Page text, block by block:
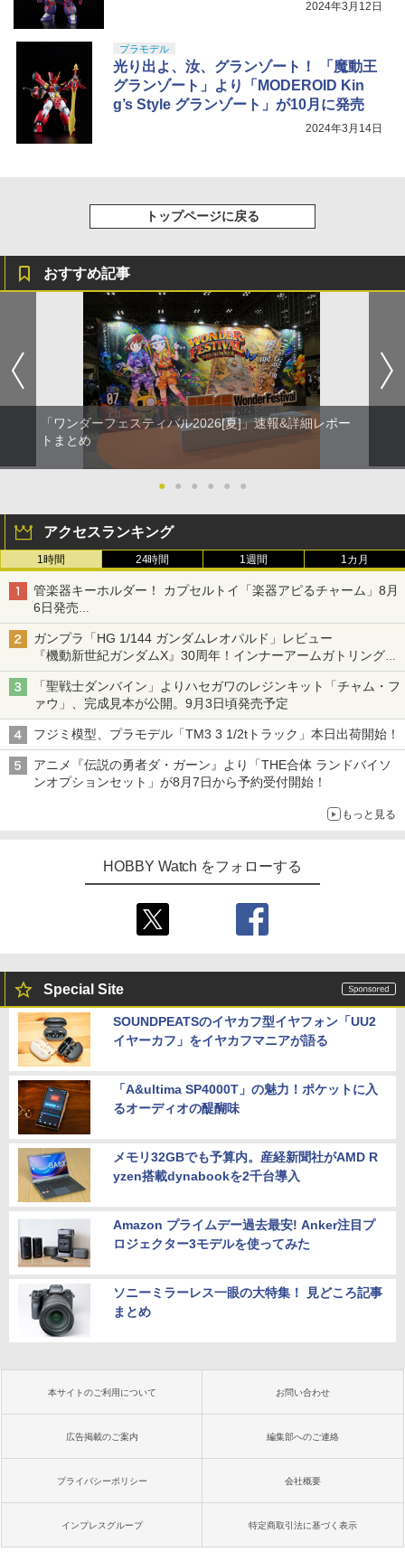
2024年3月12日
プラモデル
光り出よ、汝、グランゾート！ 「魔動王
グランゾート」より「MODEROID Kin
g’s Style グランゾート」が10月に発売
2024年3月14日
トップページに戻る
おすすめ記事
「ワンダーフェスティバル2026[夏]」速報&詳細レポー
トまとめ
● ● ● ● ● ●
アクセスランキング
1時間 24時間 1週間 1カ月
管楽器キーホルダー！ カプセルトイ「楽器アピるチャーム」8月
6日発売
チューバ、テナサクなど5種各3色
ガンプラ「HG 1/144 ガンダムレオパルド」レビュー
『機動新世紀ガンダムX』30周年！インナーアームガトリングの
変形機構まで再現し最新フォーマットでキット化！
「聖戦士ダンバイン」よりハセガワのレジンキット「チャム・フ
ァウ」、完成見本が公開。9月3日頃発売予定
フジミ模型、プラモデル「TM3 3 1/2tトラック」本日出荷開始！
アニメ『伝説の勇者ダ・ガーン』より「THE合体 ランドバイソ
ンオプションセット」が8月7日から予約受付開始！
もっと見る
HOBBY Watch をフォローする
Special Site
SOUNDPEATSのイヤカフ型イヤフォン「UU2
イヤーカフ」をイヤカフマニアが語る
「A&ultima SP4000T」の魅力！ポケットに入
るオーディオの醍醐味
メモリ32GBでも予算内。産経新聞社がAMD R
yzen搭載dynabookを2千台導入
Amazon プライムデー過去最安! Anker注目プ
ロジェクター3モデルを使ってみた
ソニーミラーレス一眼の大特集！ 見どころ記事
まとめ
本サイトのご利用について お問い合わせ
広告掲載のご案内 編集部へのご連絡
プライバシーポリシー 会社概要
インプレスグループ 特定商取引法に基づく表示